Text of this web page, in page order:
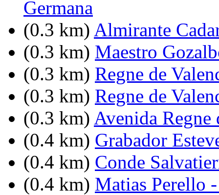
Germana
(0.3 km) Almirante
(0.3 km) Maestro
(0.3 km) Regne de
(0.3 km) Regne de
(0.3 km) Avenida Regne
(0.4 km) Grabador
(0.4 km) Conde
(0.4 km) Matias Perello